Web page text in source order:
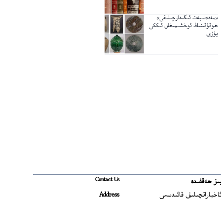
«مەدەنىيەت ئىگىدارچىلىقى»
ھوقۇقىنىڭ ئوخشىمىغان ئىككى
يۈزى
ھەققىدە
ئاخباراتچىلىق قائىدىسى
Contact Us
Address